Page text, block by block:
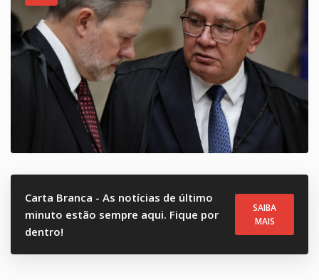
Carta Branca - As notícias de último
minuto estão sempre aqui. Fique por
dentro!
SAIBA
MAIS